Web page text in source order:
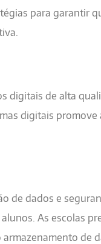
para garantir
digitais de alta
digitais promove
de dados e
As escolas
de